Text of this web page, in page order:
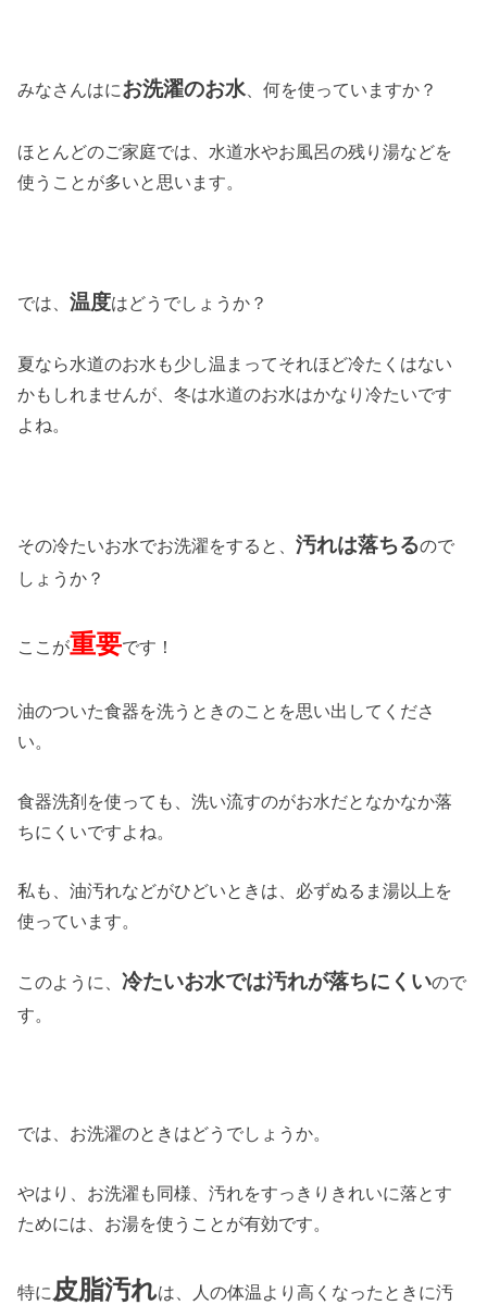
みなさんはにお洗濯のお水 、何を使っていますか？
ほとんどのご家庭では、水道水やお風呂の残り湯などを
使うことが多いと思います。
では、温度はどうでしょうか？
夏なら水道のお水も少し温まってそれほど冷たくはない
かもしれませんが、冬は水道のお水はかなり冷たいです
よね。
その冷たいお水でお洗濯をすると、汚れは落ちるので
しょうか？
ここが重要です！
油のついた食器を洗うときのことを思い出してくださ
い。
食器洗剤を使っても、洗い流すのがお水だとなかなか落
ちにくいですよね。
私も、油汚れなどがひどいときは、必ずぬるま湯以上を
使っています。
このように、 冷たいお水では汚れが落ちにくいので
す。
では、お洗濯のときはどうでしょうか。
やはり、お洗濯も同様、汚れをすっきりきれいに落とす
ためには、お湯を使うことが有効です。
特に 皮脂汚れは、人の体温より高くなったときに汚